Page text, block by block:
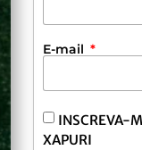
E-mail
INSCREVA-
XAPURI